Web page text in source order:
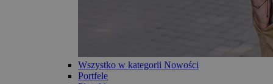
Wszystko w kategorii Nowości
Portfele